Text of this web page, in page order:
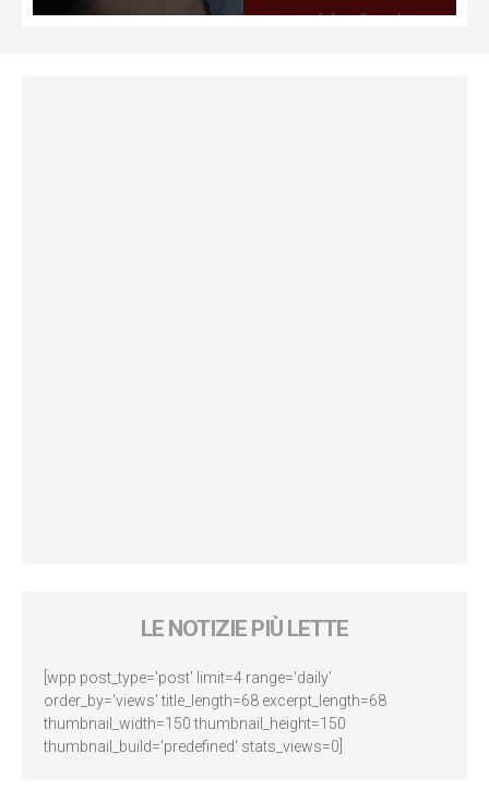
LE NOTIZIE PIÙ LETTE
[wpp post_type='post' limit=4 range='daily'
order_by='views' title_length=68 excerpt_length=68
thumbnail_width=150 thumbnail_height=150
thumbnail_build='predefined' stats_views=0]